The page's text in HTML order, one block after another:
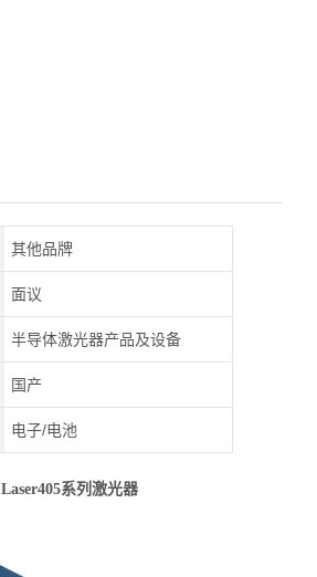
其他品牌
面议
半导体激光器产品及设备
国产
电子/电池
Laser405系列激光器